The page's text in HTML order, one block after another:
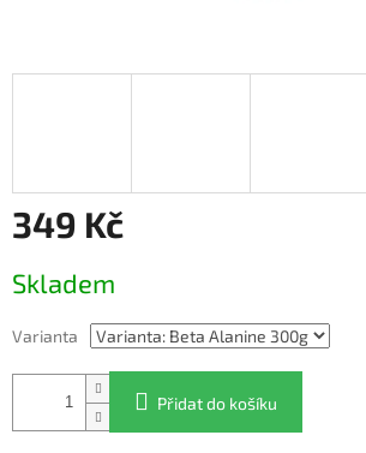
349 Kč
cena:
Skladem
Varianta
Přidat do košíku